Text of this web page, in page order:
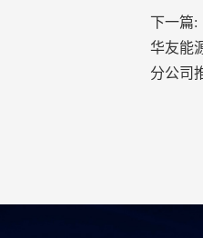
下一篇:
华友能
分公司